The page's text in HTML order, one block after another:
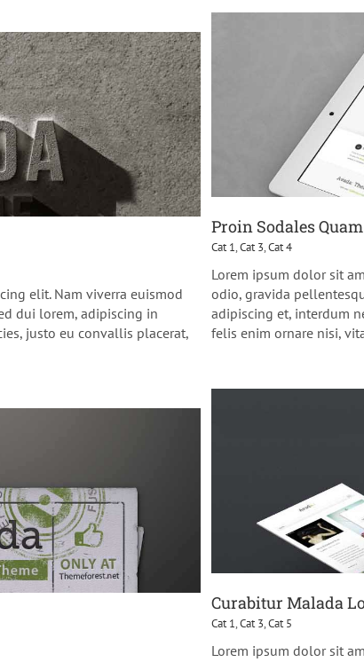
Proin Sodales Quam
Cat 1,Cat 3,Cat 4
Lorem ipsum dolor sit
odio, gravida
adipiscing et, interdum
felis enim ornare nisi,
elit. Nam viverra euismod
dui lorem, adipiscing in
justo eu convallis placerat,
Curabitur Malada
Cat 1,Cat 3,Cat 5
Lorem ipsum dolor sit